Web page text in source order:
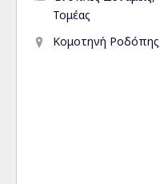
Τομέας
Κομοτηνή Ροδόπης